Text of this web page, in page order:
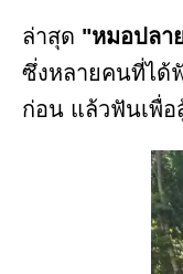
ล่าสุด "หมอปลา
ซึ่งหลายคนที่ได้
ก่อน แล้วฟันเพื่อ